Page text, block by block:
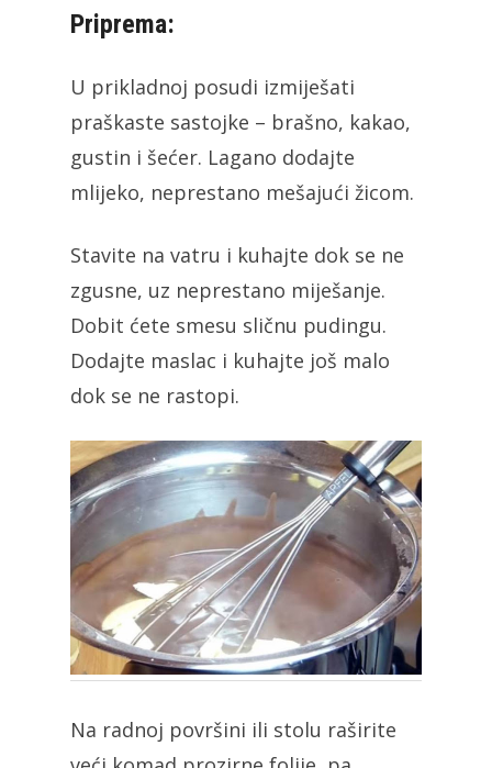
Priprema:
U prikladnoj posudi izmiješati
praškaste sastojke – brašno, kakao,
gustin i šećer. Lagano dodajte
mlijeko, neprestano mešajući žicom.
Stavite na vatru i kuhajte dok se ne
zgusne, uz neprestano miješanje.
Dobit ćete smesu sličnu pudingu.
Dodajte maslac i kuhajte još malo
dok se ne rastopi.
Na radnoj površini ili stolu raširite